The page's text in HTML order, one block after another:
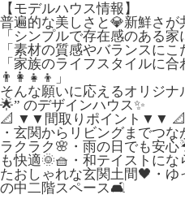
【モデルハウス情報】
普遍的な美しさと💎新鮮さが
「シンプルで存在感のある家
「素材の質感やバランスにこ
「家族のライフスタイルに
👨‍👩‍👧‍👦」
そんな願いに応えるオリジ
🌟” のデザインハウス✨
📐 ▼▼間取りポイント▼▼ 📐
・玄関からリビングまでつ
ラクラク🌸・雨の日でも安
も快適🌞🧺・和テイストに
たおしゃれな玄関土間🖤・
の中二階スペース🛋️